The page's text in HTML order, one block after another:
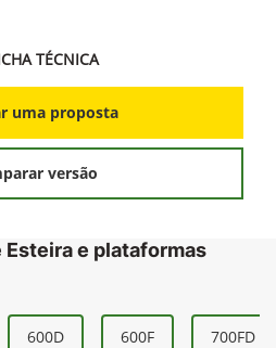
TÉCNICA
uma proposta
versão
e plataformas
600D 600F 700FD